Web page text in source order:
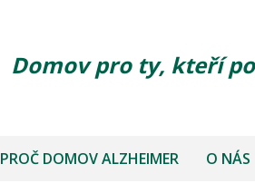
Domov pro ty, kteří
PROČ DOMOV ALZHEIMER O NÁS